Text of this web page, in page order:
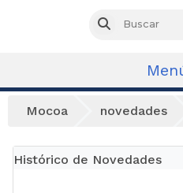
Buscar
Mocoa novedades
Histórico de Novedades